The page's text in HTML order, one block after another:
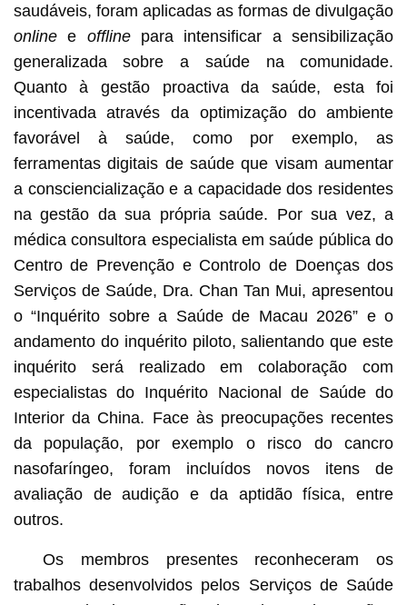
saudáveis, foram aplicadas as formas de divulgação
onlinee offlinepara intensificar a sensibilização
generalizada sobre a saúde na comunidade.
Quanto à gestão proactiva da saúde, esta foi
incentivada através da optimização do ambiente
favorável à saúde, como por exemplo, as
ferramentas digitais de saúde que visam aumentar
a consciencialização e a capacidade dos residentes
na gestão da sua própria saúde. Por sua vez, a
médica consultora especialista em saúde pública do
Centro de Prevenção e Controlo de Doenças dos
Serviços de Saúde, Dra. Chan Tan Mui, apresentou
o “Inquérito sobre a Saúde de Macau 2026” e o
andamento do inquérito piloto, salientando que este
inquérito será realizado em colaboração com
especialistas do Inquérito Nacional de Saúde do
Interior da China. Face às preocupações recentes
da população, por exemplo o risco do cancro
nasofaríngeo, foram incluídos novos itens de
avaliação de audição e da aptidão física, entre
outros.
Os membros presentes reconheceram os
trabalhos desenvolvidos pelos Serviços de Saúde